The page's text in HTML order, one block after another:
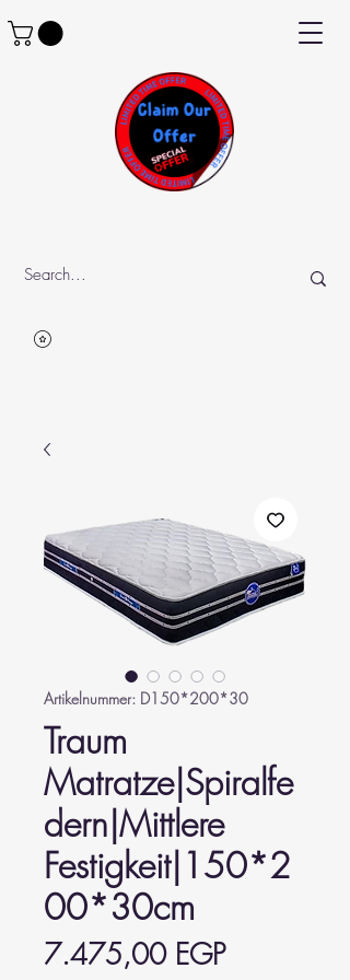
Artikelnummer: D150*200*30
Traum
Matratze|Spiralfe
dern|Mittlere
Festigkeit|150*2
00*30cm
7.475,00 EGPPreis